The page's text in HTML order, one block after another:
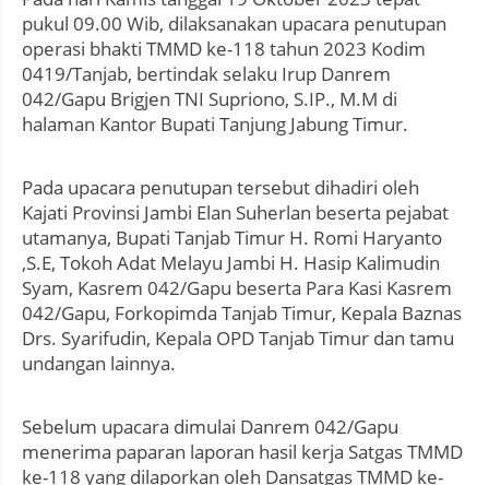
pukul 09.00 Wib, dilaksanakan upacara penutupan
operasi bhakti TMMD ke-118 tahun 2023 Kodim
0419/Tanjab, bertindak selaku Irup Danrem
042/Gapu Brigjen TNI Supriono, S.IP., M.M di
halaman Kantor Bupati Tanjung Jabung Timur.
Pada upacara penutupan tersebut dihadiri oleh
Kajati Provinsi Jambi Elan Suherlan beserta pejabat
utamanya, Bupati Tanjab Timur H. Romi Haryanto
,S.E, Tokoh Adat Melayu Jambi H. Hasip Kalimudin
Syam, Kasrem 042/Gapu beserta Para Kasi Kasrem
042/Gapu, Forkopimda Tanjab Timur, Kepala Baznas
Drs. Syarifudin, Kepala OPD Tanjab Timur dan tamu
undangan lainnya.
Sebelum upacara dimulai Danrem 042/Gapu
menerima paparan laporan hasil kerja Satgas TMMD
ke-118 yang dilaporkan oleh Dansatgas TMMD ke-